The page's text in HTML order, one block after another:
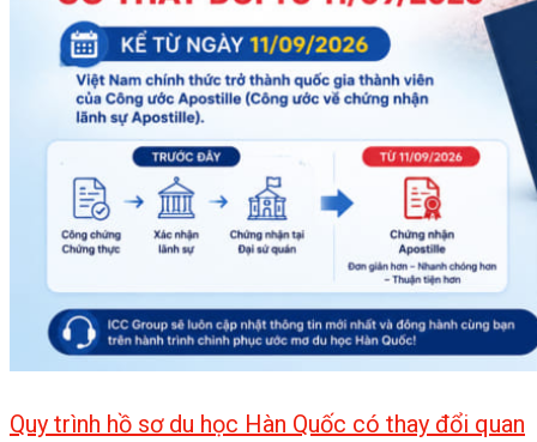
Quy trình hồ sơ du học Hàn Quốc có thay đổi quan